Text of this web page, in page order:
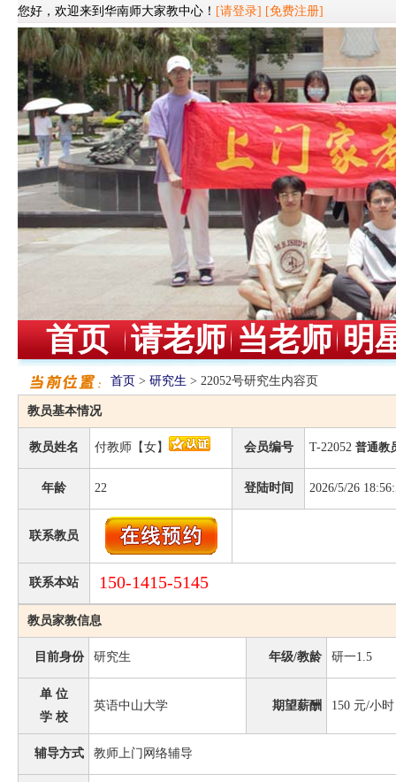
您好，欢迎来到华南师大家教中心！ [请登录] [免费注册]
首页 请老师 当老师 明
首页 > 研究生 > 22052号研究生内容页
教员基本情况
教员姓名 付教师【女】 会员编号 T-22052 普通教
年龄 22 登陆时间 2026/5/26
联系教员
联系本站 150-1415-5145
教员家教信息
目前身份 研究生 年级/教龄 研一1.5
单 位
学 校
英语中山大学 期望薪酬 150 元/小时
辅导方式 教师上门网络辅导